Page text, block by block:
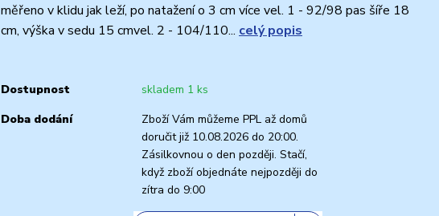
měřeno v klidu jak leží, po natažení o 3 cm více vel. 1 - 92/98 pas šíře 18
cm, výška v sedu 15 cmvel. 2 - 104/110... celý popis
Dostupnost
skladem 1 ks
Doba dodání
Zboží Vám můžeme PPL až domů
doručit již 10.08.2026 do 20:00.
Zásilkovnou o den později. Stačí,
když zboží objednáte nejpozději do
zítra do 9:00